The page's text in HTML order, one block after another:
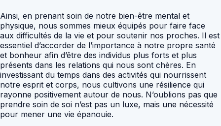
Ainsi, en prenant soin de notre bien-être mental et
physique, nous sommes mieux équipés pour faire face
aux difficultés de la vie et pour soutenir nos proches. Il est
essentiel d’accorder de l’importance à notre propre santé
et bonheur afin d’être des individus plus forts et plus
présents dans les relations qui nous sont chères. En
investissant du temps dans des activités qui nourrissent
notre esprit et corps, nous cultivons une résilience qui
rayonne positivement autour de nous. N’oublions pas que
prendre soin de soi n’est pas un luxe, mais une nécessité
pour mener une vie épanouie.